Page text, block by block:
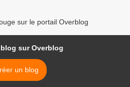
sur le portail Overblog
sur Overblog
un blog